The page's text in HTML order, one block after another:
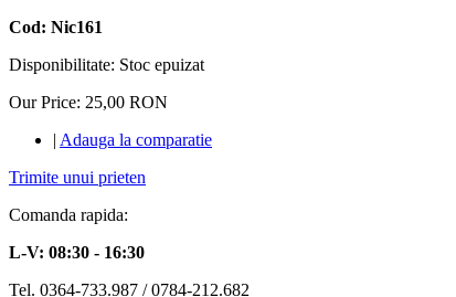
Cod: Nic161
Disponibilitate: Stoc epuizat
Our Price: 25,00 RON
| Adauga la comparatie
Trimite unui prieten
Comanda rapida:
L-V: 08:30 - 16:30
Tel. 0364-733.987 / 0784-212.682